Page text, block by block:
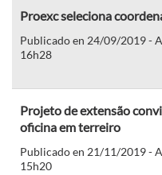
Proexc seleciona
Publicado en 24/09/2019 -
16h28
Projeto de extensão
oficina em terreiro
Publicado en 21/11/2019 -
15h20